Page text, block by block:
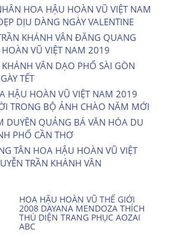
HOA HẬU HOÀN VŨ VIỆT NAM
DỊU DÀNG NGÀY VALENTINE
KHÁNH VÂN ĐĂNG QUANG
VŨ VIỆT NAM 2019
VÂN DẠO PHỐ SÀI GÒN
TẾT
HẬU HOÀN VŨ VIỆT NAM 2019
TRONG BỘ ẢNH CHÀO NĂM MỚI
DUYÊN QUẢNG BÁ VĂN HÓA DU
PHỐ CẦN THƠ
TÂN HOA HẬU HOÀN VŨ VIỆT
TRẦN KHÁNH VÂN
HOA HẬU HOÀN VŨ THẾ GIỚI
2008 DAYANA MENDOZA THÍCH
THÚ DIỆN TRANG PHỤC AOZAI
ABC